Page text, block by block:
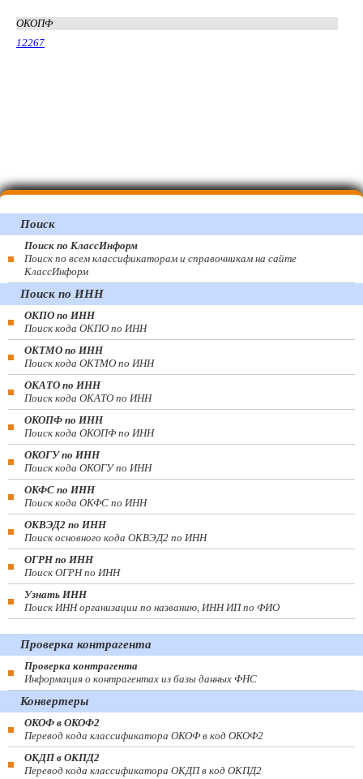
ОКОПФ
12267
Поиск
Поиск по КлассИнформ
Поиск по всем классификаторам и справочникам на сайте
КлассИнформ
Поиск по ИНН
ОКПО по ИНН
Поиск кода ОКПО по ИНН
ОКТМО по ИНН
Поиск кода ОКТМО по ИНН
ОКАТО по ИНН
Поиск кода ОКАТО по ИНН
ОКОПФ по ИНН
Поиск кода ОКОПФ по ИНН
ОКОГУ по ИНН
Поиск кода ОКОГУ по ИНН
ОКФС по ИНН
Поиск кода ОКФС по ИНН
ОКВЭД2 по ИНН
Поиск основного кода ОКВЭД2 по ИНН
ОГРН по ИНН
Поиск ОГРН по ИНН
Узнать ИНН
Поиск ИНН организации по названию, ИНН ИП по ФИО
Проверка контрагента
Проверка контрагента
Информация о контрагентах из базы данных ФНС
Конвертеры
ОКОФ в ОКОФ2
Перевод кода классификатора ОКОФ в код ОКОФ2
ОКДП в ОКПД2
Перевод кода классификатора ОКДП в код ОКПД2